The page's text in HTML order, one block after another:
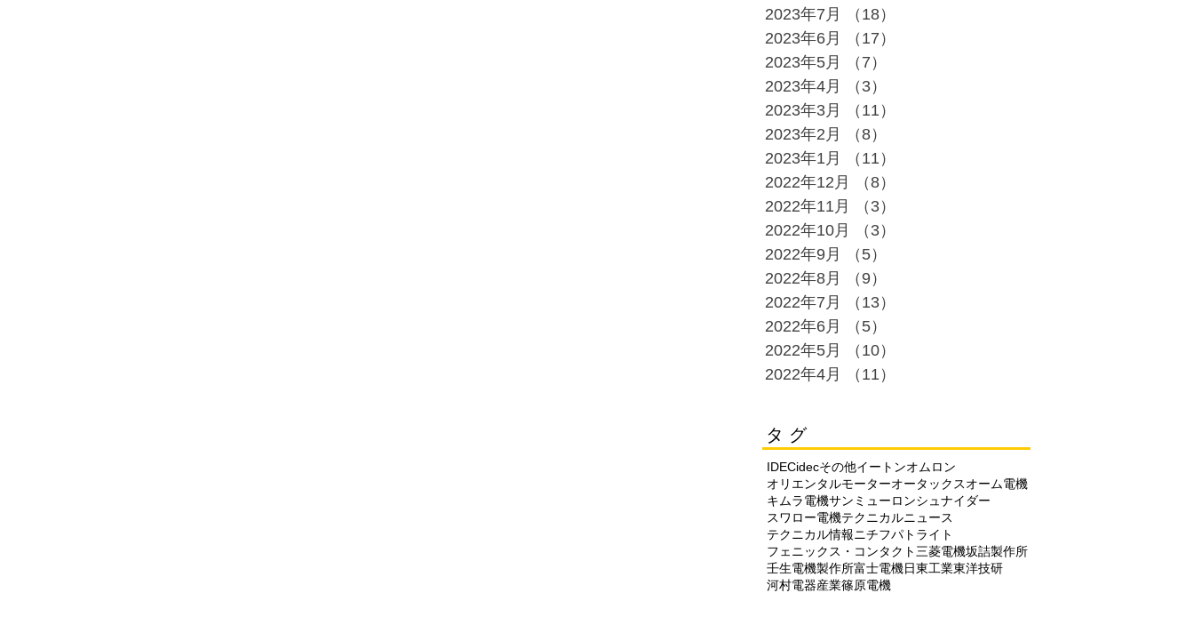
2023年7月
（18）
2023年6月
（17）
2023年5月
（7）
2023年4月
（3）
2023年3月
（11）
2023年2月
（8）
2023年1月
（11）
2022年12月
（8）
2022年11月
（3）
2022年10月
（3）
2022年9月
（5）
2022年8月
（9）
2022年7月
（13）
2022年6月
（5）
2022年5月
（10）
2022年4月
（11）
タ グ
IDECidecその他イートンオムロン
オリエンタルモーターオータックスオーム電機
キムラ電機サンミューロンシュナイダー
スワロー電機テクニカルニュース
テクニカル情報ニチフパトライト
フェニックス・コンタクト 三菱電機坂詰製作所
壬生電機製作所富士電機日東工業東洋技研
河村電器産業篠原電機